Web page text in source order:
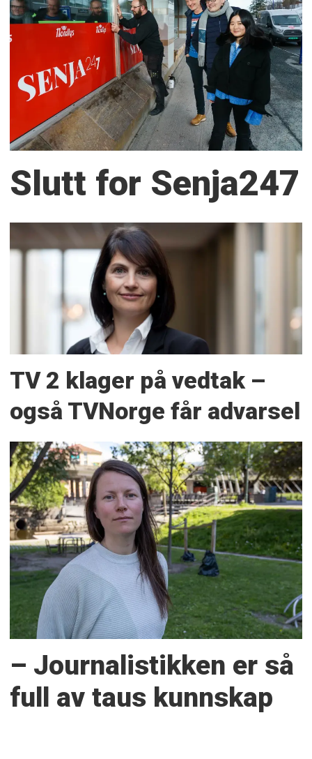
Slutt for Senja247
TV 2 klager på vedtak –
også TVNorge får advarsel
– Journalistikken er så
full av taus kunnskap